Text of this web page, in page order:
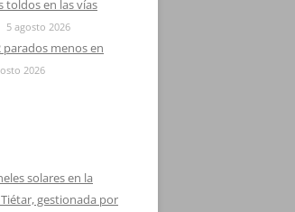
toldos en las vías
5 agosto 2026
parados menos en
2026
solares en la
gestionada por